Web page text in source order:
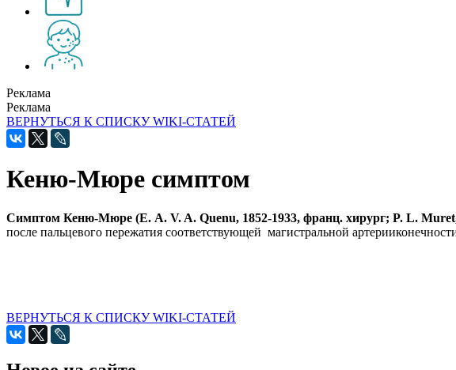
Реклама
Реклама
ВЕРНУТЬСЯ К СПИСКУ WIKI-СТАТЕЙ
Кеню-Мюре симптом
Симптом Кеню-Мюре (Е. А. V. A. Quenu, 1852-1933, франц. хирург; P. L. Muret,
после пальцевого пережатия соответствующей магистральной
ВЕРНУТЬСЯ К СПИСКУ WIKI-СТАТЕЙ